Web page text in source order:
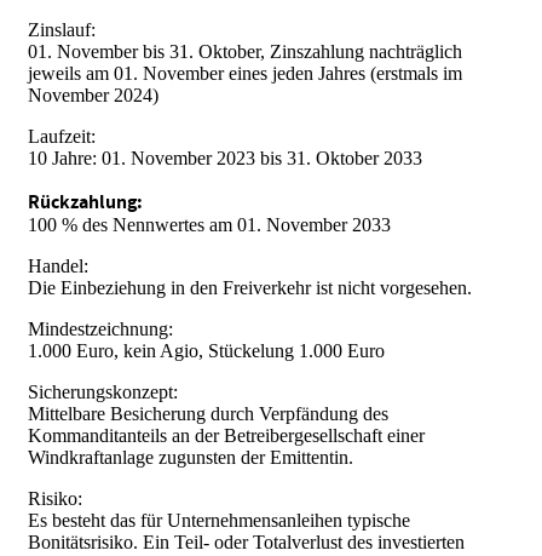
Zinslauf:
01. November bis 31. Oktober, Zinszahlung nachträglich
jeweils am 01.Novembereines jeden Jahres (erstmals im
November 2024)
Laufzeit:
10 Jahre:01.November 2023 bis31.Oktober 2033
Rückzahlung:
100 % des Nennwertes am 01.November 2033
Handel:
Die Einbeziehung in den Freiverkehr ist nicht vorgesehen.
Mindestzeichnung:
1.000 Euro, kein Agio, Stückelung 1.000 Euro
Sicherungskonzept:
Mittelbare Besicherung durch Verpfändung des
Kommanditanteils an der Betreibergesellschaft einer
Windkraftanlage zugunsten der Emittentin.
Risiko:
Es besteht das für Unternehmensanleihen typische
Bonitätsrisiko. Ein Teil- oder Totalverlust des investierten